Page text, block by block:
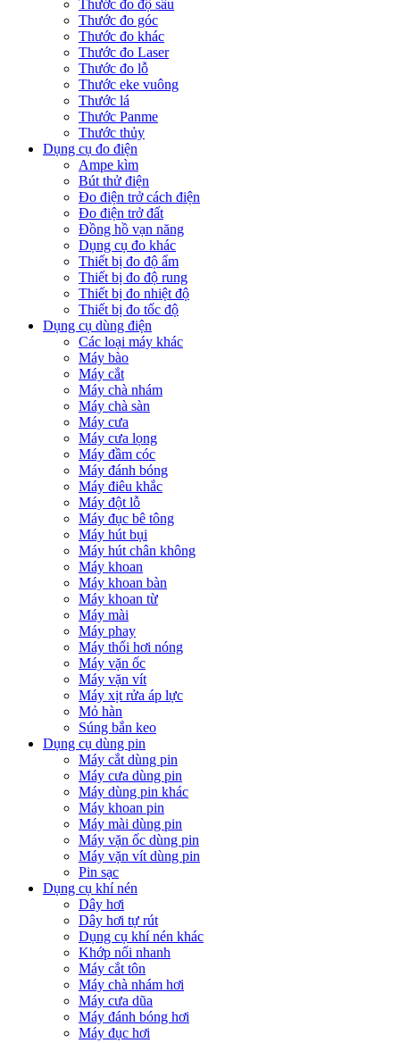
Thước đo độ sâu
Thước đo góc
Thước đo khác
Thước đo Laser
Thước đo lỗ
Thước eke vuông
Thước lá
Thước Panme
Thước thủy
Dụng cụ đo điện
Ampe kìm
Bút thử điện
Đo điện trở cách điện
Đo điện trở đất
Đồng hồ vạn năng
Dụng cụ đo khác
Thiết bị đo độ ẩm
Thiết bị đo độ rung
Thiết bị đo nhiệt độ
Thiết bị đo tốc độ
Dụng cụ dùng điện
Các loại máy khác
Máy bào
Máy cắt
Máy chà nhám
Máy chà sàn
Máy cưa
Máy cưa lọng
Máy đầm cóc
Máy đánh bóng
Máy điêu khắc
Máy đột lỗ
Máy đục bê tông
Máy hút bụi
Máy hút chân không
Máy khoan
Máy khoan bàn
Máy khoan từ
Máy mài
Máy phay
Máy thổi hơi nóng
Máy vặn ốc
Máy vặn vít
Máy xịt rửa áp lực
Mỏ hàn
Súng bắn keo
Dụng cụ dùng pin
Máy cắt dùng pin
Máy cưa dùng pin
Máy dùng pin khác
Máy khoan pin
Máy mài dùng pin
Máy vặn ốc dùng pin
Máy vặn vít dùng pin
Pin sạc
Dụng cụ khí nén
Dây hơi
Dây hơi tự rút
Dụng cụ khí nén khác
Khớp nối nhanh
Máy cắt tôn
Máy chà nhám hơi
Máy cưa dũa
Máy đánh bóng hơi
Máy đục hơi